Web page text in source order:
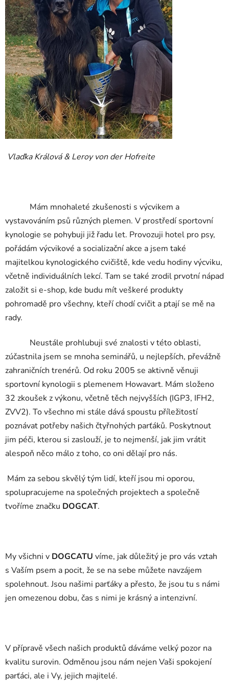
Vlaďka Králová&Leroy von der Hofreite
Mám mnohaleté zkušenosti s výcvikem a
vystavováním psů různých plemen. V prostředí sportovní
kynologie se pohybuji již řadu let. Provozuji hotel pro psy,
pořádám výcvikové a socializační akce a jsem také
majitelkou kynologického cvičiště, kde vedu hodiny výcviku,
včetně individuálních lekcí. Tam se také zrodil prvotní nápad
založit si e-shop, kde budu mít veškeré produkty
pohromadě pro všechny, kteří chodí cvičit a ptají se mě na
rady.
Neustále prohlubuji své znalosti v této oblasti,
zúčastnila jsem se mnoha seminářů, u nejlepších, převážně
zahraničních trenérů. Od roku 2005 se aktivně věnuji
sportovní kynologii s plemenem Howavart. Mám složeno
32 zkoušek z výkonu, včetně těch nejvyšších (IGP3, IFH2,
ZVV2). To všechno mi stále dává spoustu příležitostí
poznávat potřeby našich čtyřnohých parťáků. Poskytnout
jim péči, kterou si zaslouží, je to nejmenší, jak jim vrátit
alespoň něco málo z toho, co oni dělají pro nás.
Mám za sebou skvělý tým lidí, kteří jsou mi oporou,
spolupracujeme na společných projektech a společně
tvoříme značku DOGCAT.
My všichni v DOGCATU víme, jak důležitý je pro vás vztah
s Vaším psem a pocit, že se na sebe můžete navzájem
spolehnout. Jsou našimi parťáky a přesto, že jsou tu s námi
jen omezenou dobu, čas s nimi je krásný a intenzivní.
V přípravě všech našich produktů dáváme velký pozor na
kvalitu surovin. Odměnou jsou nám nejen Vaši spokojení
parťáci, ale i Vy, jejich majitelé.